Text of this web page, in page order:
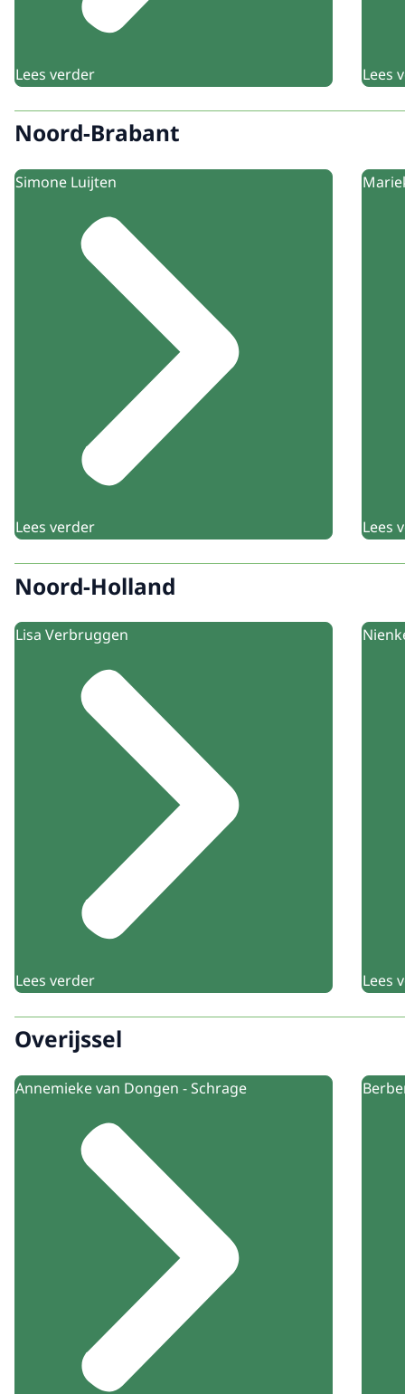
Lees verder Lees
Noord-Brabant
Simone Luijten
Lees verder Lees
Noord-Holland
Lisa Verbruggen
Lees verder Lees
Overijssel
Annemieke van Dongen - Schrage